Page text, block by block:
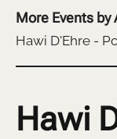
More Events by
Hawi D'Ehre -
Hawi